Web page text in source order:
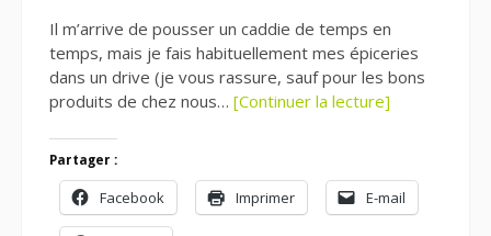
Il m’arrive de pousser un caddie de temps en
temps, mais je fais habituellement mes épiceries
dans un drive (je vous rassure, sauf pour les bons
produits de chez nous… [Continuer la lecture]
Partager :
Facebook Imprimer E-mail